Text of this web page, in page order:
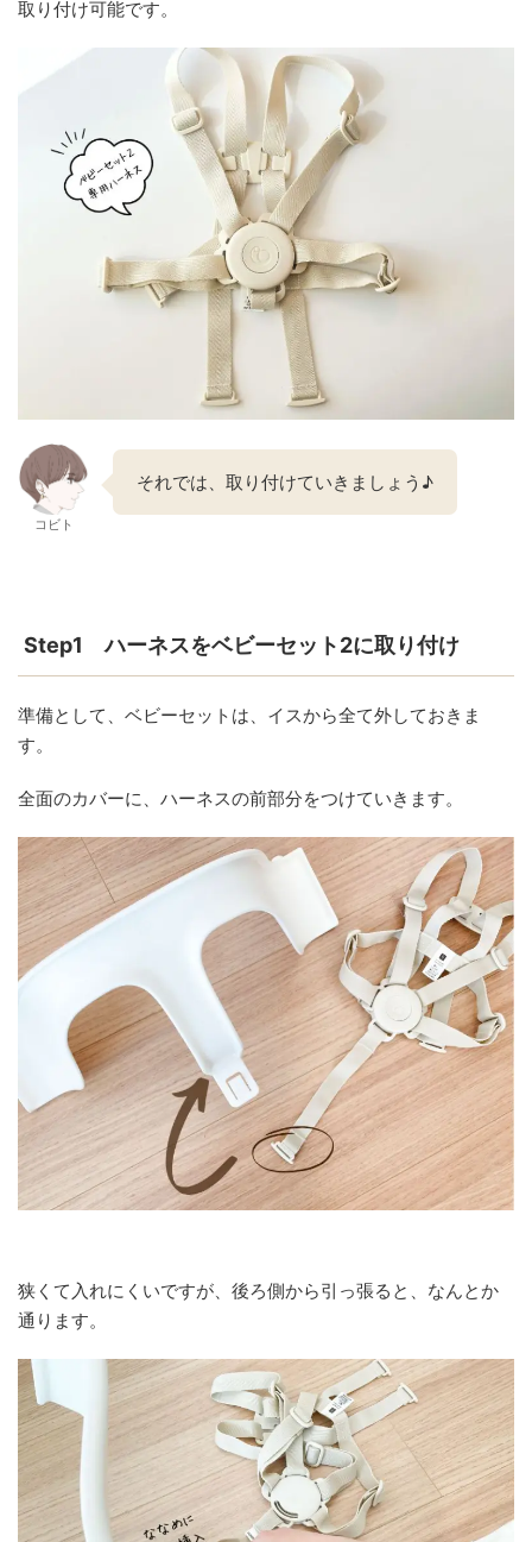
取り付け可能です。
コビト
それでは、取り付けていきましょう♪
Step1 ハーネスをベビーセット2に取り付け
準備として、ベビーセットは、イスから全て外しておきま
す。
全面のカバーに、ハーネスの前部分をつけていきます。
狭くて入れにくいですが、後ろ側から引っ張ると、なんとか
通ります。